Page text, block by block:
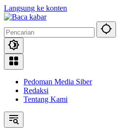
Langsung ke konten
Pedoman Media Siber
Redaksi
Tentang Kami